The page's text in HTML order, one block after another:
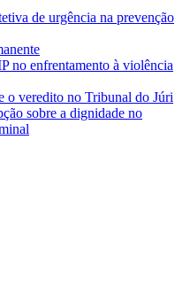
de urgência na prevenção
no enfrentamento à violência
o veredito no Tribunal do Júri
sobre a dignidade no